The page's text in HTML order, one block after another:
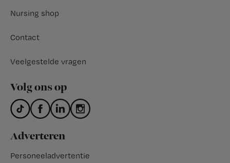
Nursing shop
Contact
Veelgestelde vragen
Volg ons op
Adverteren
Personeeladvertentie